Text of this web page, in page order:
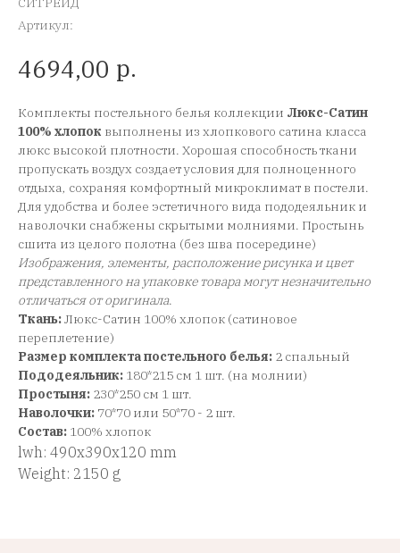
Артикул:
4694,00 р.
Комплекты постельного белья коллекции Люкс-Сатин
100% хлопок выполнены из хлопкового сатина класса
люкс высокой плотности. Хорошая способность ткани
пропускать воздух создает условия для полноценного
отдыха, сохраняя комфортный микроклимат в постели.
Для удобства и более эстетичного вида пододеяльник и
наволочки снабжены скрытыми молниями. Простынь
сшита из целого полотна (без шва посередине)
Изображения, элементы, расположение рисунка и цвет
представленного на упаковке товара могут незначительно
отличаться от оригинала.
Ткань:Люкс-Сатин 100% хлопок (сатиновое
переплетение)
Размер комплекта постельного белья: 2 спальный
Пододеяльник: 180*215 см 1 шт. (на молнии)
Простыня: 230*250 см 1 шт.
Наволочки: 70*70 или 50*70 - 2 шт.
Состав: 100% хлопок
lwh: 490x390x120 mm
Weight: 2150 g